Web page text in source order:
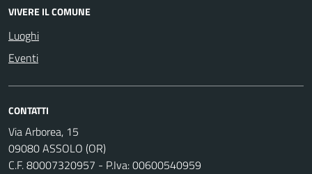
VIVERE IL COMUNE
Luoghi
Eventi
CONTATTI
Via Arborea, 15
09080 ASSOLO (OR)
C.F. 80007320957 - P.Iva: 00600540959